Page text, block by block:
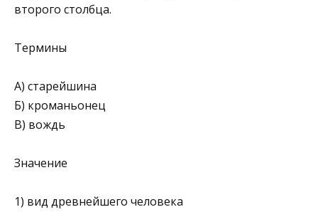
второго столбца.
Термины
А) старейшина
Б) кроманьонец
В) вождь
Значение
1) вид древнейшего человека